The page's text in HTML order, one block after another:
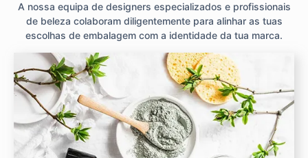
A nossa equipa de designers especializados e profissionais
de beleza colaboram diligentemente para alinhar as tuas
escolhas de embalagem com a identidade da tua marca.